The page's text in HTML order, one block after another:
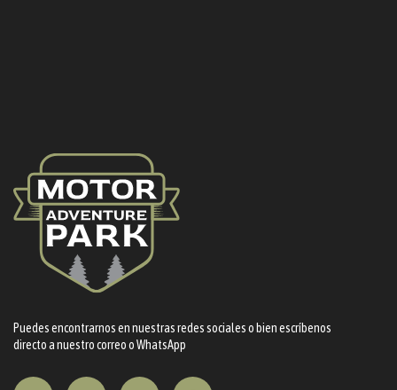
Puedes encontrarnos en nuestras redes sociales o bien escríbenos
directo a nuestro correo o WhatsApp